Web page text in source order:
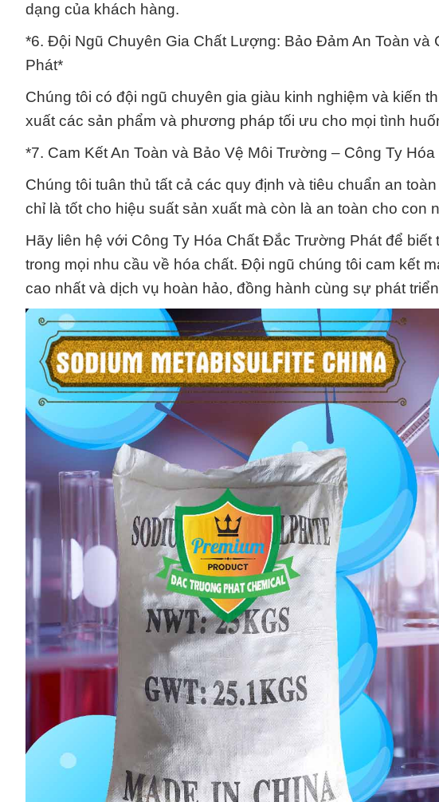
dạng của khách hàng.
*6. Đội Ngũ Chuyên Gia Chất Lượng: Bảo Đảm An Toàn
Phát*
Chúng tôi có đội ngũ chuyên gia giàu kinh nghiệm và kiến
xuất các sản phẩm và phương pháp tối ưu cho mọi tình
*7. Cam Kết An Toàn và Bảo Vệ Môi Trường – Công Ty
Chúng tôi tuân thủ tất cả các quy định và tiêu chuẩn an
chỉ là tốt cho hiệu suất sản xuất mà còn là an toàn cho con
Hãy liên hệ với Công Ty Hóa Chất Đắc Trường Phát để
trong mọi nhu cầu về hóa chất. Đội ngũ chúng tôi cam kết
cao nhất và dịch vụ hoàn hảo, đồng hành cùng sự phát